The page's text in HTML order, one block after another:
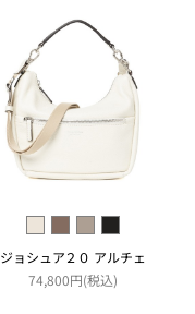
ジョシュア２０ アルチェ
74,800円(税込)